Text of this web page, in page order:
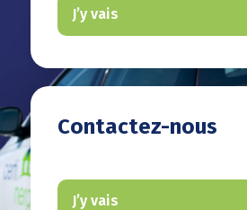
J’y vais
Contactez-nous
J’y vais